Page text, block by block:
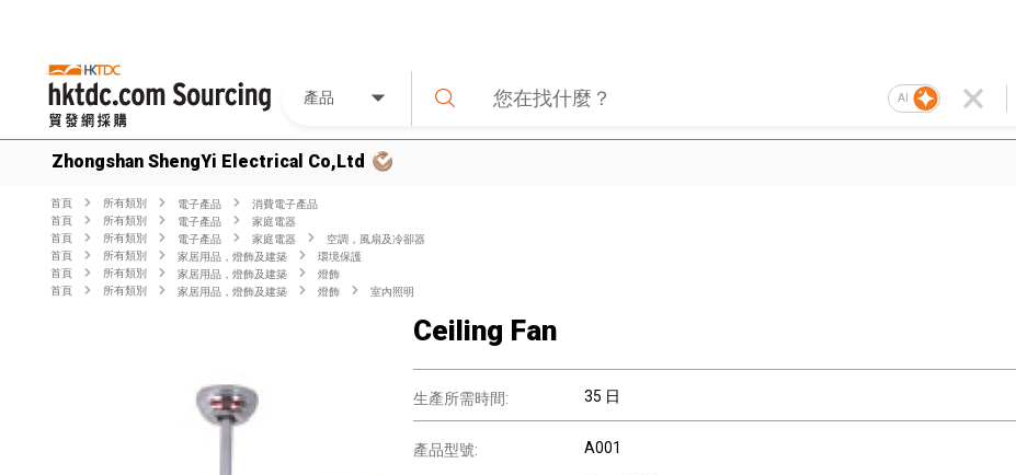
產品 AI
Zhongshan ShengYi Electrical Co,Ltd
首頁 所有類別 電子產品
消費電子產品
首頁
所有類別 電子產品
家庭電器
首頁
所有類別 電子產品 家庭電器
空調，風扇及冷卻器
首頁
所有類別 家居用品，燈飾及建築
環境保護
首頁
所有類別 家居用品，燈飾及建築
燈飾
首頁
所有類別 家居用品，燈飾及建築 燈飾 室內照明
Ceiling Fan
生產所需時間: 35 日
產品型號: A001